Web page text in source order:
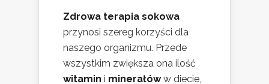
Zdrowa terapia sokowa
przynosi szereg korzyści dla
naszego organizmu. Przede
wszystkim zwiększa ona ilość
witamin i minerałóww diecie,